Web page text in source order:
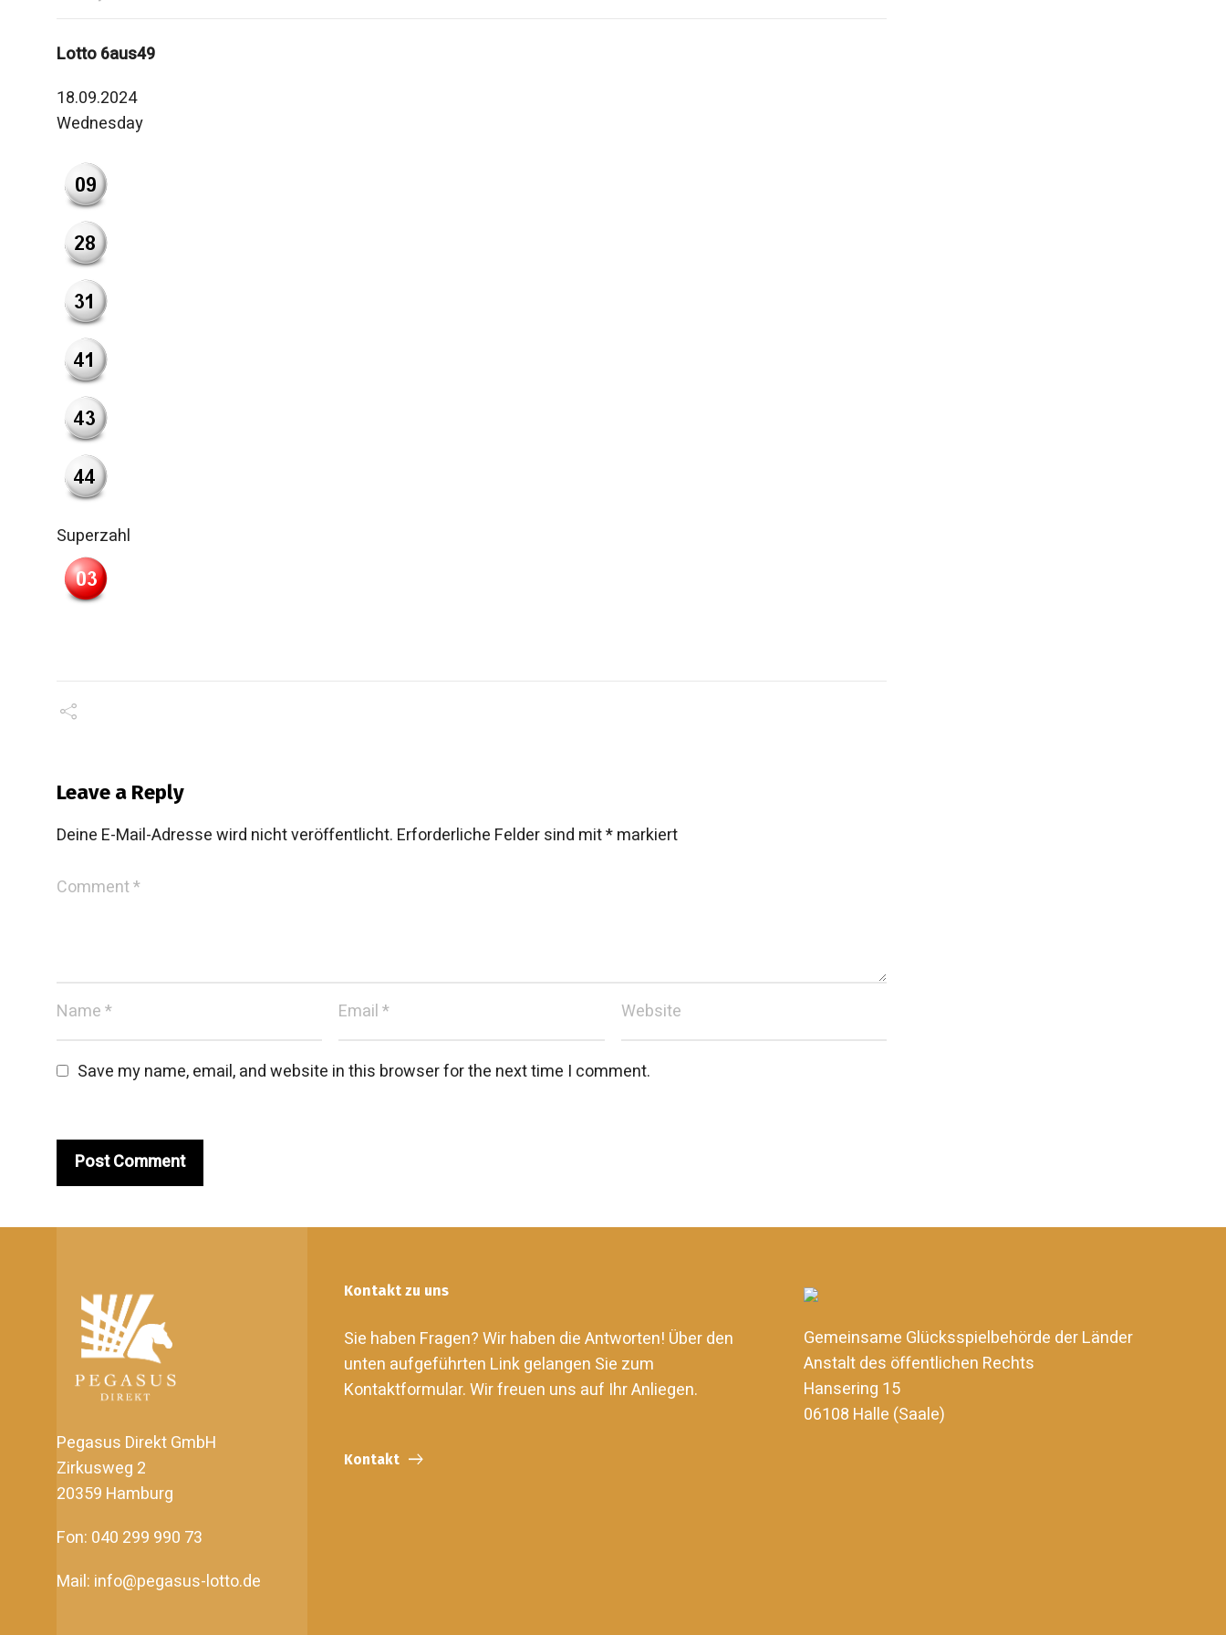
Lotto 6aus49
18.09.2024
Wednesday
Superzahl
Leave a Reply
Deine E-Mail-Adresse wird nicht veröffentlicht. Erforderliche Felder sind mit*markiert
Save my name, email, and website in this browser for the next time I comment.
Pegasus Direkt GmbH
Zirkusweg 2
20359 Hamburg
Fon: 040 299 990 73
Mail: info@pegasus-lotto.de
Kontakt zu uns
Sie haben Fragen? Wir haben die Antworten! Über den
unten aufgeführten Link gelangen Sie zum
Kontaktformular. Wir freuen uns auf Ihr Anliegen.
Kontakt
Gemeinsame Glücksspielbehörde der Länder
Anstalt des öffentlichen Rechts
Hansering 15
06108 Halle (Saale)